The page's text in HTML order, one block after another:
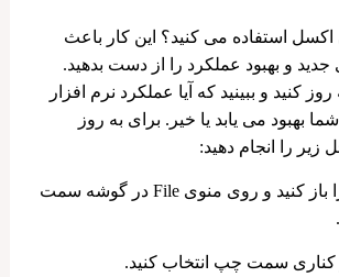
اکسل استفاده می کنید؟ این کار باعث
و بهبود عملکرد را از دست بدهید.
کنید و ببینید که آیا عملکرد نرم افزار
بهبود می یابد یا خیر. برای به روز
Microsoft Excel را باز کنید و روی منوی File در گوشه سمت